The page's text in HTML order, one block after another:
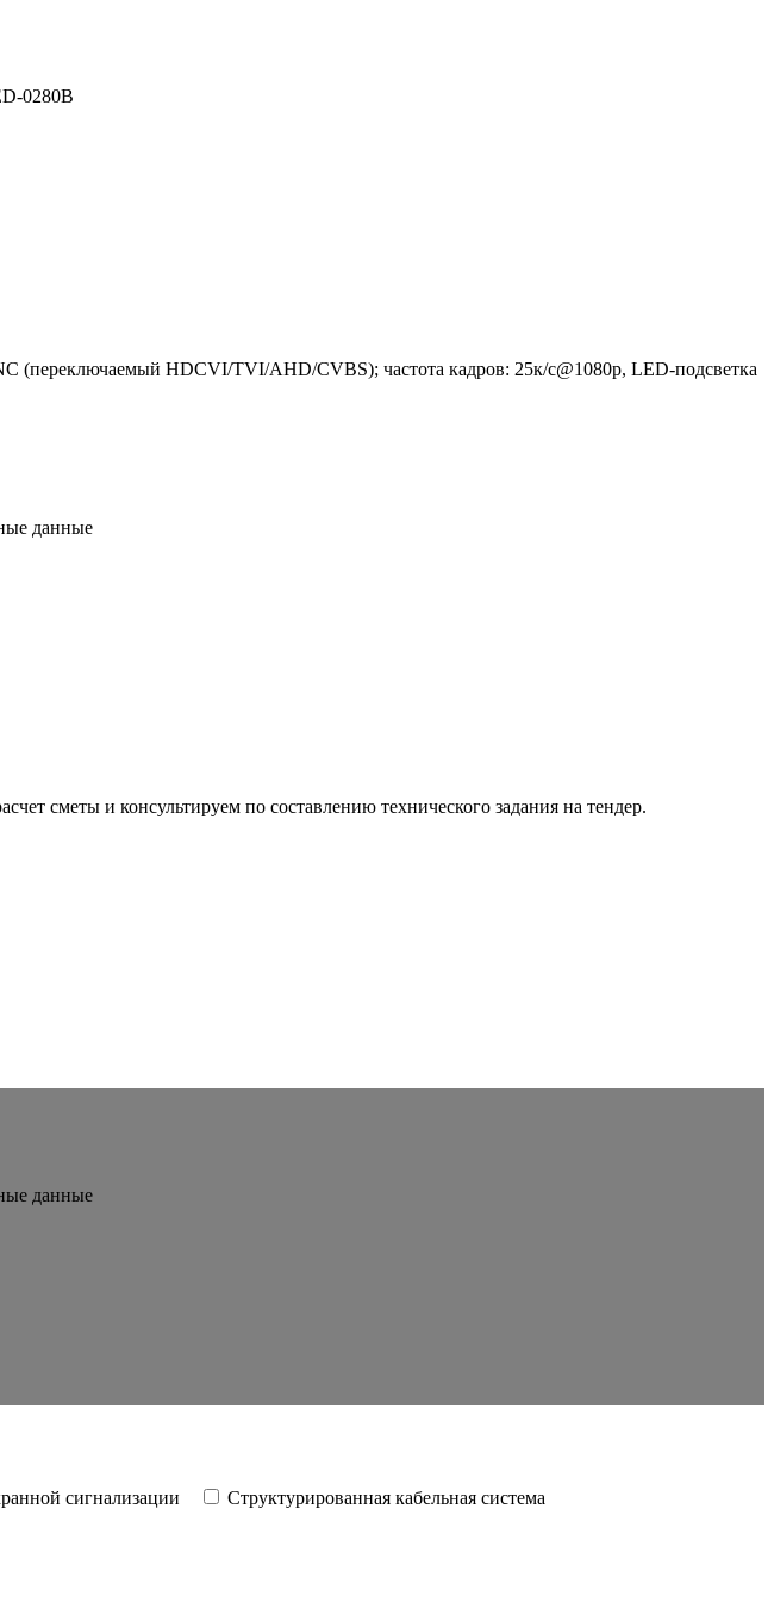
0280B
(переключаемый HDCVI/TVI/AHD/CVBS); частота кадров: 25к/с@1080p, LED-подсветка
данные
сметы и консультируем по составлению технического задания на тендер.
данные
сигнализации
Структурированная кабельная система